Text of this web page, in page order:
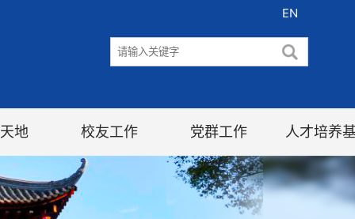
EN
地 校友工作 党群工作 人才培养